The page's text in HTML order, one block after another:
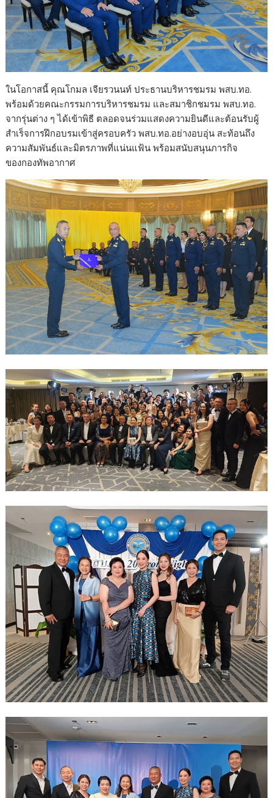
ในโอกาสนี้ คุณโกมล เจียรวนนท์ ประธานบริหารชมรม พสบ.ทอ.
พร้อมด้วยคณะกรรมการบริหารชมรม และสมาชิกชมรม พสบ.ทอ.
จากรุ่นต่าง ๆ ได้เข้าพิธี ตลอดจนร่วมแสดงความยินดีและต้อนรับผู้
สำเร็จการฝึกอบรมเข้าสู่ครอบครัว พสบ.ทอ.อย่างอบอุ่น สะท้อนถึง
ความสัมพันธ์และมิตรภาพที่แน่นแฟ้น พร้อมสนับสนุนภารกิจ
ของกองทัพอากาศ